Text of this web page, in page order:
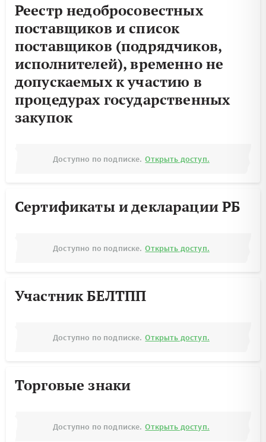
Реестр недобросовестных
поставщиков и список
поставщиков (подрядчиков,
исполнителей), временно не
допускаемых к участию в
процедурах государственных
закупок
Доступно по подписке. Открыть доступ.
Сертификаты и декларации РБ
Доступно по подписке. Открыть доступ.
Участник БЕЛТПП
Доступно по подписке. Открыть доступ.
Торговые знаки
Доступно по подписке. Открыть доступ.